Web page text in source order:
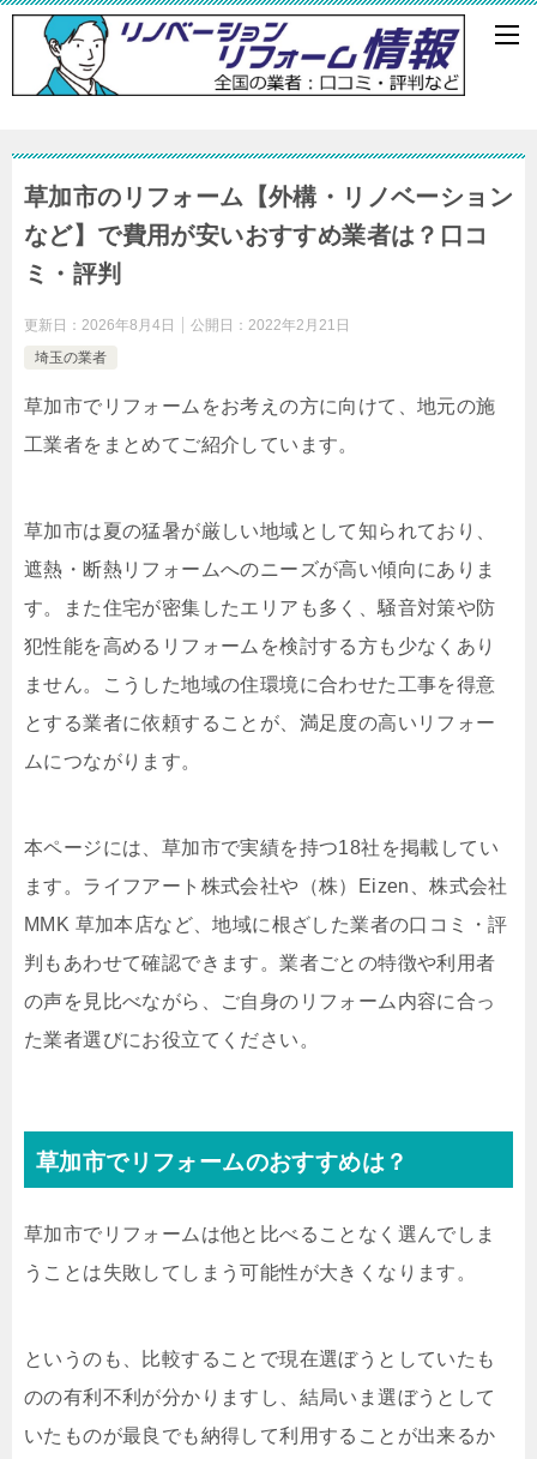
草加市のリフォーム【外構・リノベーション
など】で費用が安いおすすめ業者は？口コ
ミ・評判
更新日： 2026年8月4日 公開日： 2022年2月21日
埼玉の業者
草加市でリフォームをお考えの方に向けて、地元の施
工業者をまとめてご紹介しています。
草加市は夏の猛暑が厳しい地域として知られており、
遮熱・断熱リフォームへのニーズが高い傾向にありま
す。また住宅が密集したエリアも多く、騒音対策や防
犯性能を高めるリフォームを検討する方も少なくあり
ません。こうした地域の住環境に合わせた工事を得意
とする業者に依頼することが、満足度の高いリフォー
ムにつながります。
本ページには、草加市で実績を持つ18社を掲載してい
ます。ライフアート株式会社や（株）Eizen、株式会社
MMK 草加本店など、地域に根ざした業者の口コミ・評
判もあわせて確認できます。業者ごとの特徴や利用者
の声を見比べながら、ご自身のリフォーム内容に合っ
た業者選びにお役立てください。
草加市でリフォームのおすすめは？
草加市でリフォームは他と比べることなく選んでしま
うことは失敗してしまう可能性が大きくなります。
というのも、比較することで現在選ぼうとしていたも
のの有利不利が分かりますし、結局いま選ぼうとして
いたものが最良でも納得して利用することが出来るか